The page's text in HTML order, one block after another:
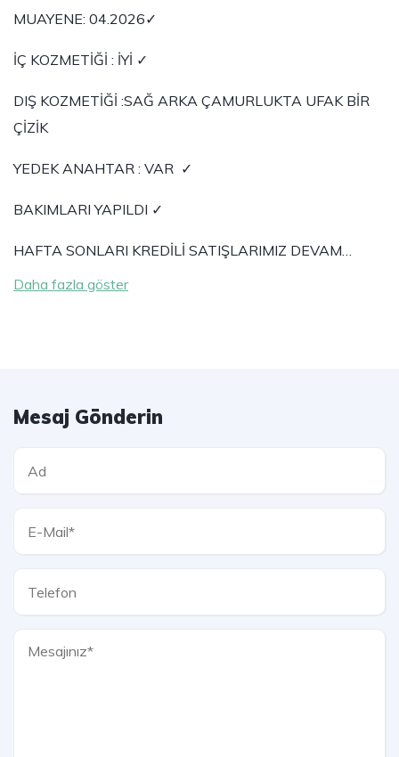
MUAYENE: 04.2026✓
İÇ KOZMETİĞİ : İYİ ✓
DIŞ KOZMETİĞİ :SAĞ ARKA ÇAMURLUKTA UFAK BİR
ÇİZİK
YEDEK ANAHTAR : VAR ✓
BAKIMLARI YAPILDI ✓
​​HAFTA SONLARI KREDİLİ SATIŞLARIMIZ DEVAM…
Daha fazla göster
Mesaj Gönderin